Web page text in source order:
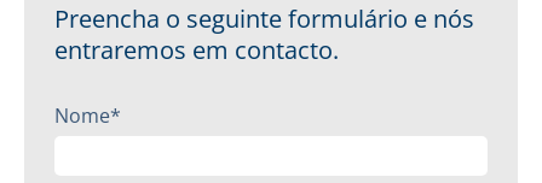
Preencha o seguinte formulário e nós
entraremos em contacto.
Nome*